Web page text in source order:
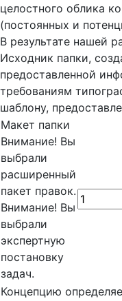
целостного облика
(постоянных и
В результате нашей
Исходник папки,
предоставленной
требованиям
шаблону,
Макет папки
Внимание! Вы
выбрали
расширенный
пакет правок.
Внимание! Вы
выбрали
экспертную
постановку
задач.
Концепцию